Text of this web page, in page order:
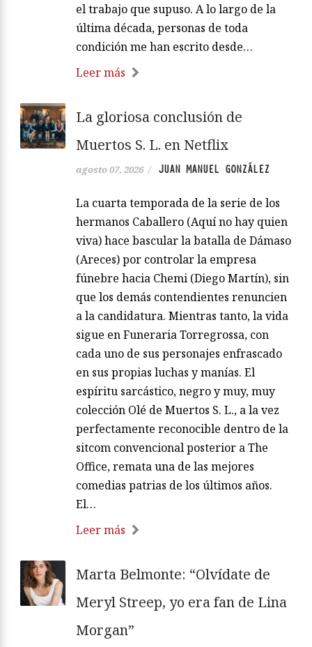
el trabajo que supuso. A lo largo de la
última década, personas de toda
condición me han escrito desde…
Leer más
La gloriosa conclusión de
Muertos S. L. en Netflix
agosto 07, 2026 / JUAN MANUEL GONZÁLEZ
La cuarta temporada de la serie de los
hermanos Caballero (Aquí no hay quien
viva) hace bascular la batalla de Dámaso
(Areces) por controlar la empresa
fúnebre hacia Chemi (Diego Martín), sin
que los demás contendientes renuncien
a la candidatura. Mientras tanto, la vida
sigue en Funeraria Torregrossa, con
cada uno de sus personajes enfrascado
en sus propias luchas y manías. El
espíritu sarcástico, negro y muy, muy
colección Olé de Muertos S. L., a la vez
perfectamente reconocible dentro de la
sitcom convencional posterior a The
Office, remata una de las mejores
comedias patrias de los últimos años.
El…
Leer más
Marta Belmonte: “Olvídate de
Meryl Streep, yo era fan de Lina
Morgan”